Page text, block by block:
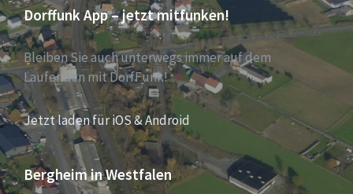
Dorffunk App – jetzt mitfunken!
Bleiben Sie auch unterwegs immer auf dem
Laufenden mit DorfFunk!
Jetzt laden für iOS & Android
Bergheim in Westfalen